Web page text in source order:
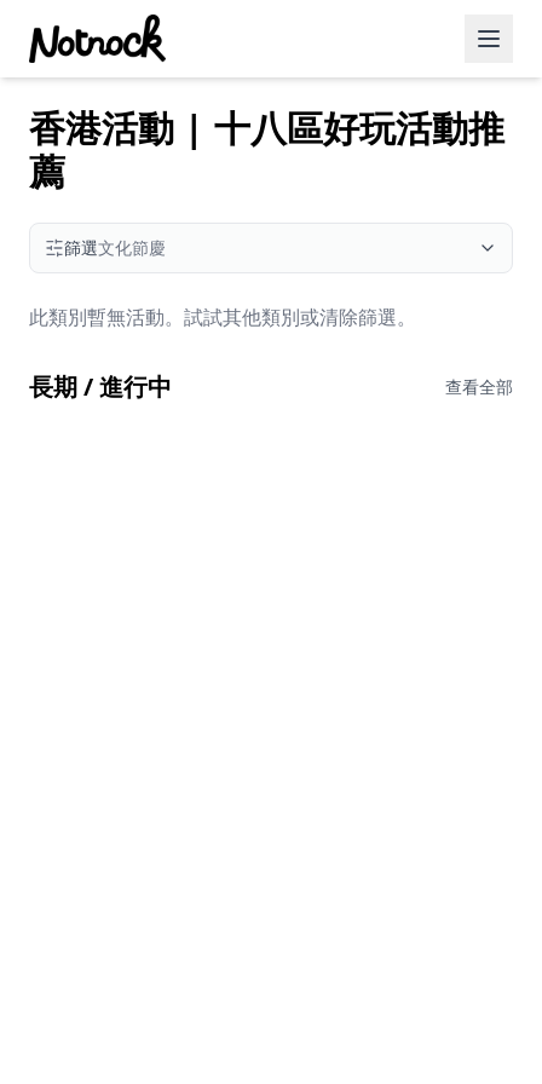
精選活動
博客文章
約會好去處
美食佳餚
品酒
咖啡廳
香港活動 | 十八區好玩活動推
薦
篩選文化節慶
此類別暫無活動。試試其他類別或清除篩選。
長期 / 進行中 查看全部